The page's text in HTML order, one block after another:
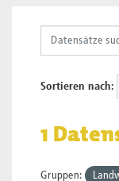
Sortieren nach
1
Gruppen: